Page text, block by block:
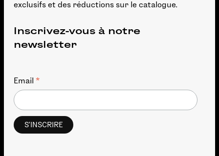
exclusifs et des réductions sur le catalogue.
Inscrivez-vous à notre
newsletter
Email *